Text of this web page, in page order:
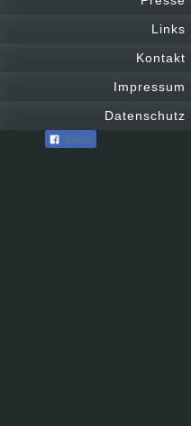
Links
Kontakt
Impressum
Datenschutz
Teilen